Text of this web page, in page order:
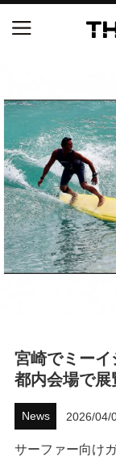
宮崎でミーイ
都内会場で
News 2026/04/
サーファー向け
協定は全
【五十嵐
ックとの
S.ONE シ
橋みなと
製品
ハウツー